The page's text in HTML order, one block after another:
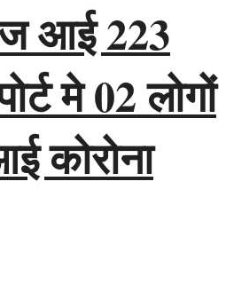
आई 223
मे 02 लोगों
कोरोना